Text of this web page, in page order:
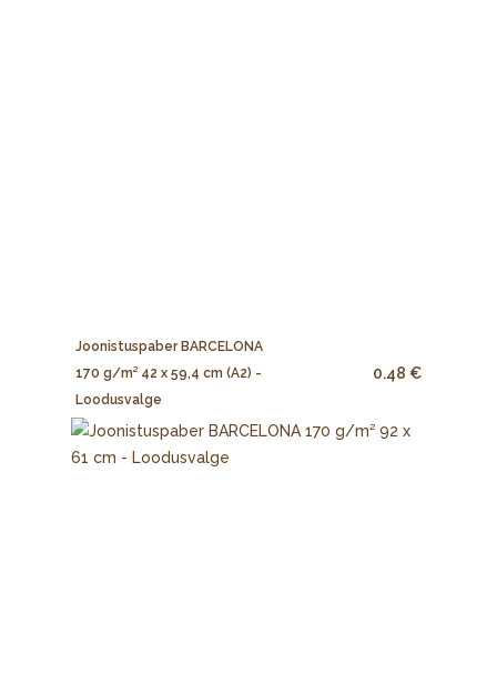
Joonistuspaber BARCELONA
170 g/m² 42 x 59,4 cm (A2) -
Loodusvalge
0.48 €